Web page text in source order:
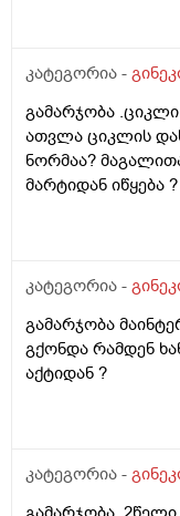
კატეგორია -
გამარჯობა .ციკლი
ათვლა ციკლის
ნორმაა?
მარტიდან იწყება ?
კატეგორია -
გამარჯობა
გქონდა რამდენ
აქტიდან ?
კატეგორია -